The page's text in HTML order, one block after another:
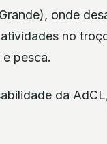
onde
no
pesca.
da